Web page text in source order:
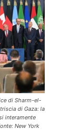
di Sharm-el-
di Gaza: la
interamente
New York